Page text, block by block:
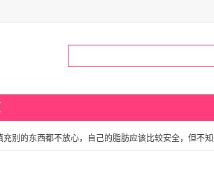
充别的东西都不放心，自己的脂肪应该比较安全，但不